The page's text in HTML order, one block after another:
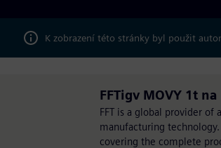
K zobrazení této stránky byl použit
FFTigv MOVY 1t
FFT is a global provider
manufacturing
covering the complete